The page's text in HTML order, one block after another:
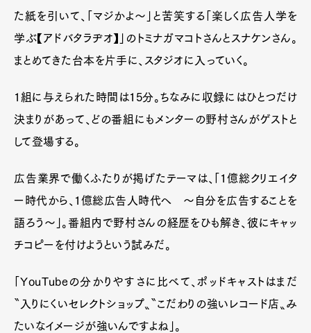
た紙を引いて、「マジかよ〜」と苦笑する「楽しく広告人学を
学ぶ【アドバタラヂオ】」のトミナガマコトさんとスナケンさん。
まとめてきた台本を片手に、スタジオに入っていく。
1組に与えられた時間は15分。ちなみに収録にはひとつだけ
決まりがあって、どの番組にもメンターの野村さんがゲストと
して登場する。
広告業界で働くふたりが掲げたテーマは、「1億総クリエイタ
ー時代から、1億総広告人時代へ 〜自分を広告することを
語ろう〜」。番組内で野村さんの経歴をひも解き、彼にキャッ
チコピーを付けようという試みだ。
「YouTubeの分かりやすさに比べて、ポッドキャストはまだ
〝入りにくいセレクトショップ〟〝こだわりの強いレコード店〟み
たいなイメージが強いんですよね」。